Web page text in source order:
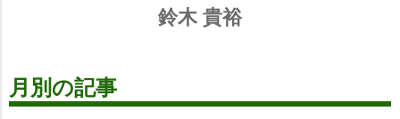
鈴木 貴裕
月別の記事